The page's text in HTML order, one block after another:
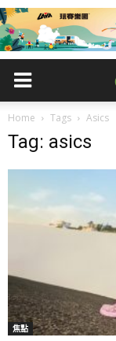
Home Tags Asics
Tag: asics
焦點